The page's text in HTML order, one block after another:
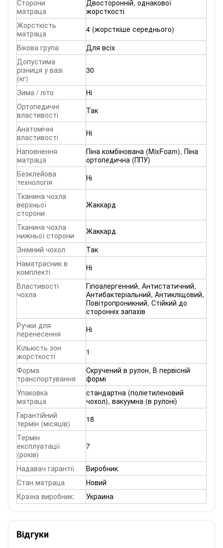
Сторони
матраца
Двосторонній, однакової
жорсткості
Жорсткість
матраца
4 (жорсткіше середнього)
Вікова група
Для всіх
Допустима
різниця у вазі
(кг)
30
Зима / літо
Ні
Ортопедичні
властивості
Так
Анатомічні
властивості
Ні
Наповнення
матраца
Піна комбінована (MixFoam), Піна
ортопедична (ППУ)
Безклейова
технологія
Ні
Тканина чохла
верхньої
сторони
Жаккард
Тканина чохла
нижньої сторони
Жаккард
Знімний чохол
Так
Наматрасник в
комплекті
Ні
Властивості
чохла
Гіпоалергенний, Антистатичний,
Антибактеріальний, Антикліщовий,
Повітропроникний, Стійкий до
сторонніх запахів
Ручки для
перенесення
Ні
Кількість зон
жорсткості
1
Форма
транспортування
Скручений в рулон, В первісній
формі
Упаковка
матраца
стандартна (поліетиленовий
чохол), вакуумна (в рулоні)
Гарантійний
термін (місяців)
18
Термін
експлуатації
(років)
7
Надавач гарантії
Виробник
Стан матраца
Новий
Країна виробник:
Украина
Відгуки